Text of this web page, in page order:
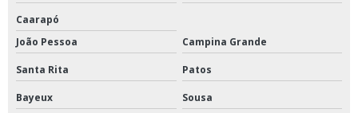
Caarapó
João Pessoa
Campina Grande
Santa Rita Patos
Bayeux Sousa